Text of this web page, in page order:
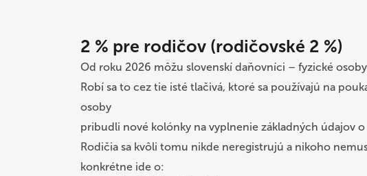
2 % pre rodičov (rodičovské 2 %)
Od roku 2026 môžu slovenskí daňovníci – fyzické
Robí sa to cez tie isté tlačivá, ktoré sa používajú na
osoby
pribudli nové kolónky na vyplnenie základných údajov
Rodičia sa kvôli tomu nikde neregistrujú a nikoho
konkrétne ide o: